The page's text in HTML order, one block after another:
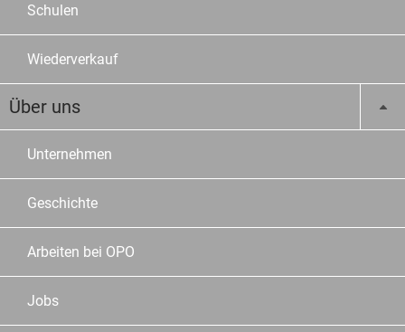
Schulen
Wiederverkauf
Über uns
Unternehmen
Geschichte
Arbeiten bei OPO
Jobs